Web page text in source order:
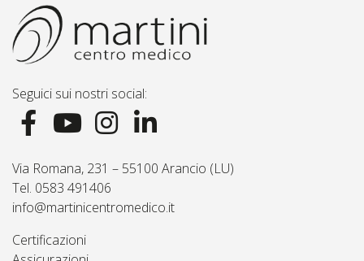
Seguici sui nostri social:
Via Romana, 231 – 55100 Arancio (LU)
Tel. 0583 491406
info@martinicentromedico.it
Certificazioni